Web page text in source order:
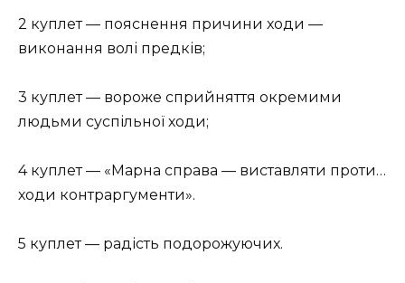
2 куплет — пояснення причини ходи —
виконання волі предків;
3 куплет — вороже сприйняття окремими
людьми суспільної ходи;
4 куплет — «Марна справа — виставляти проти…
ходи контраргументи».
5 куплет — радість подорожуючих.